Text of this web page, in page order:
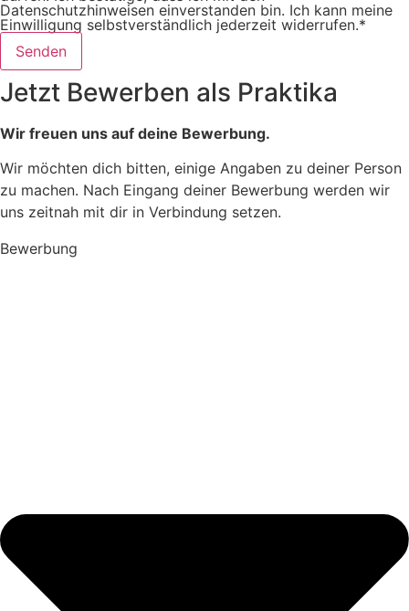
Datenschutzhinweisen einverstanden bin. Ich kann meine
Einwilligung selbstverständlich jederzeit widerrufen.*
Senden
Jetzt Bewerben als Praktika
Wir freuen uns auf deine Bewerbung.
Wir möchten dich bitten, einige Angaben zu deiner Person
zu machen. Nach Eingang deiner Bewerbung werden wir
uns zeitnah mit dir in Verbindung setzen.
Bewerbung